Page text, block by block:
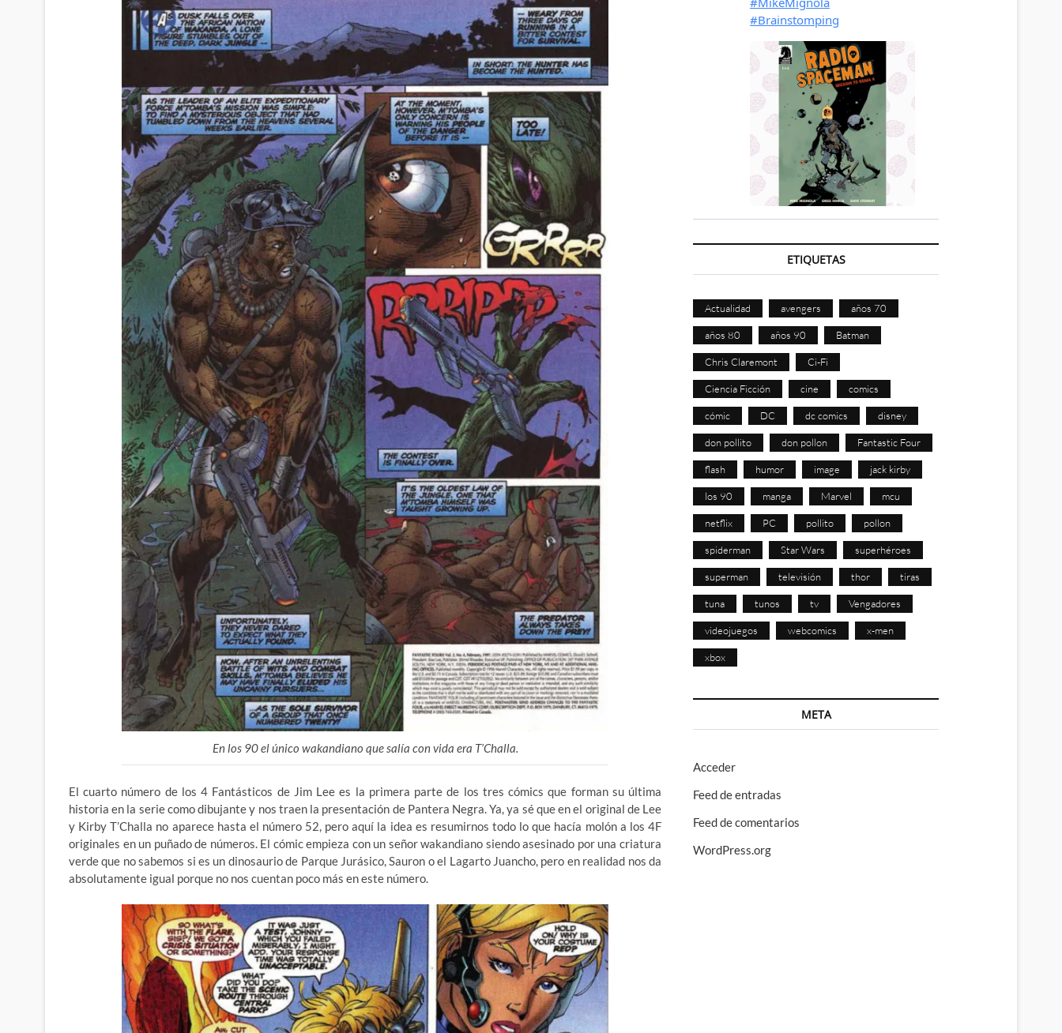
En los 90 el único wakandiano que salía con vida era T’Challa.
El cuarto número de los 4 Fantásticos de Jim Lee es la primera parte de los tres cómics que forman su última
historia en la serie como dibujante y nos traen la presentación de Pantera Negra. Ya, ya sé que en el original de Lee
y Kirby T’Challa no aparece hasta el número 52, pero aquí la idea es resumirnos todo lo que hacía molón a los 4F
originales en un puñado de números. El cómic empieza con un señor wakandiano siendo asesinado por una criatura
verde que no sabemos si es un dinosaurio de Parque Jurásico, Sauron o el Lagarto Juancho, pero en realidad nos da
absolutamente igual porque no nos cuentan poco más en este número.
ETIQUETAS
Actualidad avengers años 70
años 80 años 90 Batman
Chris Claremont Ci-Fi
Ciencia Ficción cine comics
cómic DC dc comics disney
don pollito don pollon Fantastic Four
flash humor image jack kirby
los 90 manga Marvel mcu
netflix PC pollito pollon
spiderman Star Wars superhéroes
superman televisión thor tiras
tuna tunos tv Vengadores
videojuegos webcomics x-men
xbox
META
Acceder
Feed de entradas
Feed de comentarios
WordPress.org